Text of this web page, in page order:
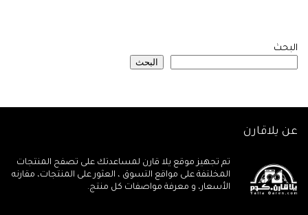
البحث
البحث
عن يلاقارن
تم تجهيز موقع يلا قارن لمساعدتك على تصفح المنتجات
المخلتفة على مواقع التسوق ، العثور على المنتجات، مقارنه
الأسعار، و معرفة مواصفات كل منتج.